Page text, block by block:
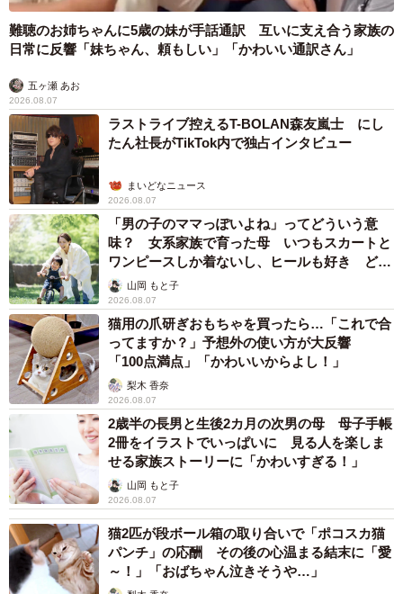
難聴のお姉ちゃんに5歳の妹が手話通訳 互いに支え合う家族の
日常に反響「妹ちゃん、頼もしい」「かわいい通訳さん」
五ヶ瀬 あお
2026.08.07
ラストライブ控えるT-BOLAN森友嵐士 にし
たん社長がTikTok内で独占インタビュー
まいどなニュース
2026.08.07
「男の子のママっぽいよね」ってどういう意
味？ 女系家族で育った母 いつもスカートと
ワンピースしか着ないし、ヒールも好き どの
へんが…
山岡 もと子
2026.08.07
猫用の爪研ぎおもちゃを買ったら…「これで合
ってますか？」予想外の使い方が大反響
「100点満点」「かわいいからよし！」
梨木 香奈
2026.08.07
2歳半の長男と生後2カ月の次男の母 母子手帳
2冊をイラストでいっぱいに 見る人を楽しま
せる家族ストーリーに「かわいすぎる！」
山岡 もと子
2026.08.07
猫2匹が段ボール箱の取り合いで「ポコスカ猫
パンチ」の応酬 その後の心温まる結末に「愛
～！」「おばちゃん泣きそうや…」